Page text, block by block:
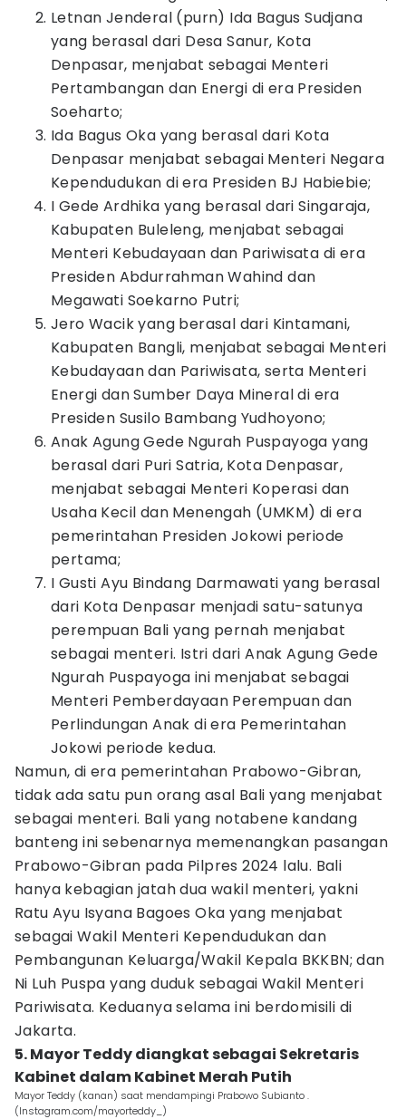
Letnan Jenderal (purn) Ida Bagus Sudjana
yang berasal dari Desa Sanur, Kota
Denpasar, menjabat sebagai Menteri
Pertambangan dan Energi di era Presiden
Soeharto;
Ida Bagus Oka yang berasal dari Kota
Denpasar menjabat sebagai Menteri Negara
Kependudukan di era Presiden BJ Habiebie;
I Gede Ardhika yang berasal dari Singaraja,
Kabupaten Buleleng, menjabat sebagai
Menteri Kebudayaan dan Pariwisata di era
Presiden Abdurrahman Wahind dan
Megawati Soekarno Putri;
Jero Wacik yang berasal dari Kintamani,
Kabupaten Bangli, menjabat sebagai Menteri
Kebudayaan dan Pariwisata, serta Menteri
Energi dan Sumber Daya Mineral di era
Presiden Susilo Bambang Yudhoyono;
Anak Agung Gede Ngurah Puspayoga yang
berasal dari Puri Satria, Kota Denpasar,
menjabat sebagai Menteri Koperasi dan
Usaha Kecil dan Menengah (UMKM) di era
pemerintahan Presiden Jokowi periode
pertama;
I Gusti Ayu Bindang Darmawati yang berasal
dari Kota Denpasar menjadi satu-satunya
perempuan Bali yang pernah menjabat
sebagai menteri. Istri dari Anak Agung Gede
Ngurah Puspayoga ini menjabat sebagai
Menteri Pemberdayaan Perempuan dan
Perlindungan Anak di era Pemerintahan
Jokowi periode kedua.
Namun, di era pemerintahan Prabowo-Gibran,
tidak ada satu pun orang asal Bali yang menjabat
sebagai menteri. Bali yang notabene kandang
banteng ini sebenarnya memenangkan pasangan
Prabowo-Gibran pada Pilpres 2024 lalu. Bali
hanya kebagian jatah dua wakil menteri, yakni
Ratu Ayu Isyana Bagoes Oka yang menjabat
sebagai Wakil Menteri Kependudukan dan
Pembangunan Keluarga/Wakil Kepala BKKBN; dan
Ni Luh Puspa yang duduk sebagai Wakil Menteri
Pariwisata. Keduanya selama ini berdomisili di
Jakarta.
5. Mayor Teddy diangkat sebagai Sekretaris
Kabinet dalam Kabinet Merah Putih
Mayor Teddy (kanan) saat mendampingi Prabowo Subianto .
(Instagram.com/mayorteddy_)